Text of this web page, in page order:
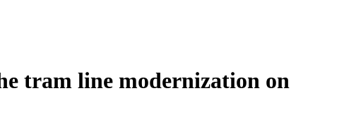
tram line modernization on